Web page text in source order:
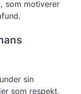
som motiverer
sin
som respekt,